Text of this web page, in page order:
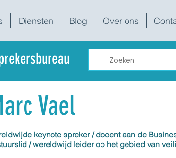
Diensten Blog Over ons
Vael
keynote spreker / docent aan de
/ wereldwijd leider op het gebied van